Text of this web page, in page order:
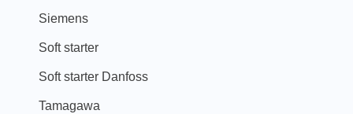
Siemens
Soft starter
Soft starter Danfoss
Tamagawa